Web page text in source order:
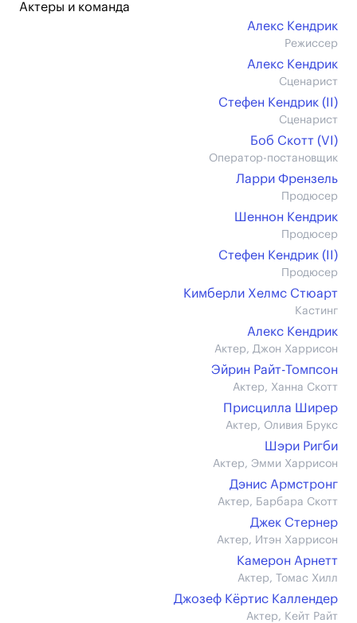
Актеры и команда
Алекс Кендрик
Режиссер
Алекс Кендрик
Сценарист
Стефен Кендрик (II)
Сценарист
Боб Скотт (VI)
Оператор-постановщик
Ларри Френзель
Продюсер
Шеннон Кендрик
Продюсер
Стефен Кендрик (II)
Продюсер
Кимберли Хелмс Стюарт
Кастинг
Алекс Кендрик
Актер, Джон Харрисон
Эйрин Райт-Томпсон
Актер, Ханна Скотт
Присцилла Ширер
Актер, Оливия Брукс
Шэри Ригби
Актер, Эмми Харрисон
Дэнис Армстронг
Актер, Барбара Скотт
Джек Стернер
Актер, Итэн Харрисон
Камерон Арнетт
Актер, Томас Хилл
Джозеф Кёртис Каллендер
Актер, Кейт Райт